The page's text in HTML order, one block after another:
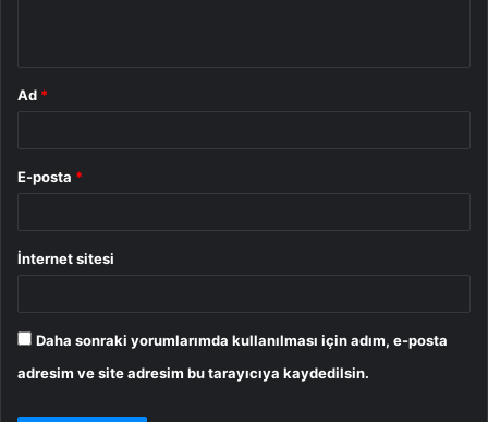
Ad *
E-posta *
İnternet sitesi
Daha sonraki yorumlarımda kullanılması için adım, e-posta
adresim ve site adresim bu tarayıcıya kaydedilsin.